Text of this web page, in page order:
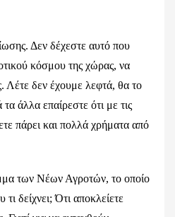
Δεν δέχεστε αυτό που
κόσμου της χώρας, να
Λέτε δεν έχουμε λεφτά, θα το
άλλα επαίρεστε ότι με τις
πάρει και πολλά χρήματα από
των Νέων Αγροτών, το οποίο
δείχνει; Ότι αποκλείετε